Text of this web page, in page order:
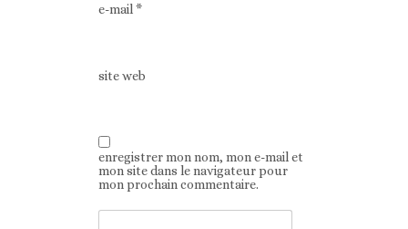
e-mail*
site web
enregistrer mon nom, mon e-mail et
mon site dans le navigateur pour
mon prochain commentaire.